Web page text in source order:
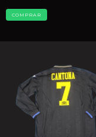
COMPRAR